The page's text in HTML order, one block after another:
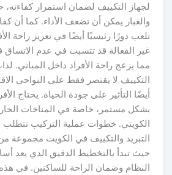
التكييف لضمان استمرار كفاءته، حيث
يمكن أن تضعف الأداء. كما أن كفاءة
دورًا رئيسيًا أيضًا في تعزيز راحة الأفراد.
الفعالة قد تتسبب في عدم الاتساق في
يزعج راحة الأفراد داخل المباني. لذا،
لا يقتصر فقط على النواحي
التأثير على جودة الحياة. يحتاج الأفراد
مستمر، خاصة في المناخات الحارة مثل
خطوات عملية التركيب تتطلب عملية
والتكييف في الكويت مجموعة من
تبدأ بالتخطيط الدقيق الذي يعد أساسيًا
وضمان الراحة للساكنين. في هذه